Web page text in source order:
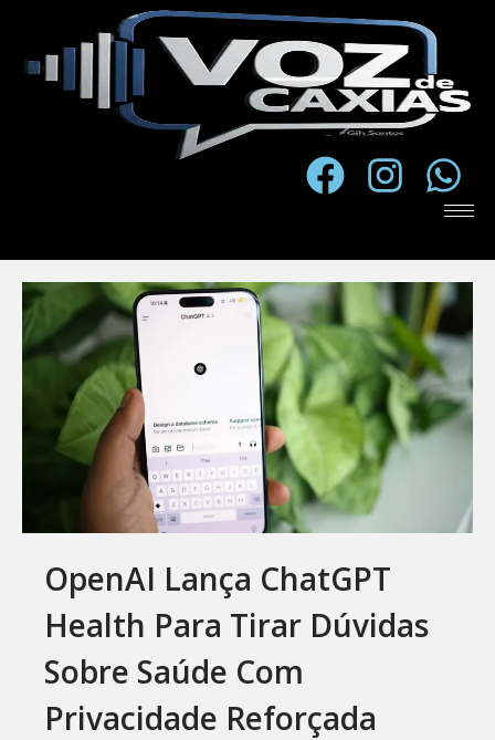
OpenAI Lança ChatGPT
Health Para Tirar Dúvidas
Sobre Saúde Com
Privacidade Reforçada